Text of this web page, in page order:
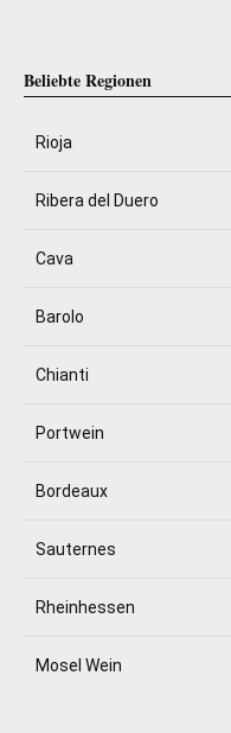
Beliebte Regionen
Rioja
Ribera del Duero
Cava
Barolo
Chianti
Portwein
Bordeaux
Sauternes
Rheinhessen
Mosel Wein